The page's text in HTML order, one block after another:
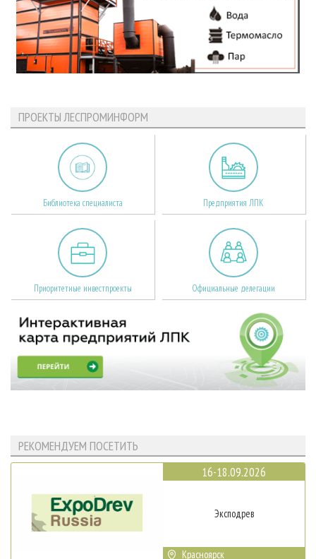
ПРОЕКТЫ ЛЕСПРОМИНФОРМ
Библиотека специалиста Предприятия ЛПК
Приоритетные инвестпроекты Официальные делегации
РЕКОМЕНДУЕМ ПОСЕТИТЬ
16-18.09.2026
Эксподрев
Красноярск